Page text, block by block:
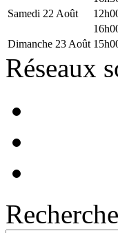
Samedi 22 Août
Dimanche 23 Août
Réseaux